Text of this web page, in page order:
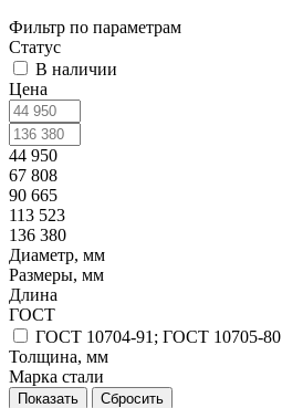
Фильтр по параметрам
Статус
В наличии
Цена
44 950
67 808
90 665
113 523
136 380
Диаметр, мм
Размеры, мм
Длина
ГОСТ
ГОСТ 10704-91; ГОСТ 10705-80
Толщина, мм
Марка стали
Сбросить